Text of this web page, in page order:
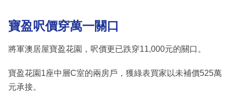
寶盈呎價穿萬一關口
將軍澳居屋寶盈花園，呎價更已跌穿11,000元的關口。
寶盈花園1座中層C室的兩房戶，獲綠表買家以未補價525萬
元承接。